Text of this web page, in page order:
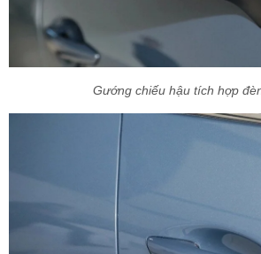
Gướng chiếu hậu tích hợp